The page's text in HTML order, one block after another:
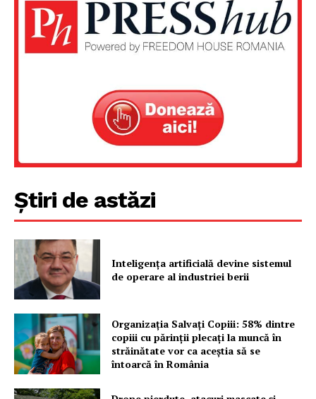
Știri de astăzi
Inteligența artificială devine sistemul
de operare al industriei berii
Organizația Salvați Copiii: 58% dintre
copiii cu părinții plecați la muncă în
străinătate vor ca aceștia să se
întoarcă în România